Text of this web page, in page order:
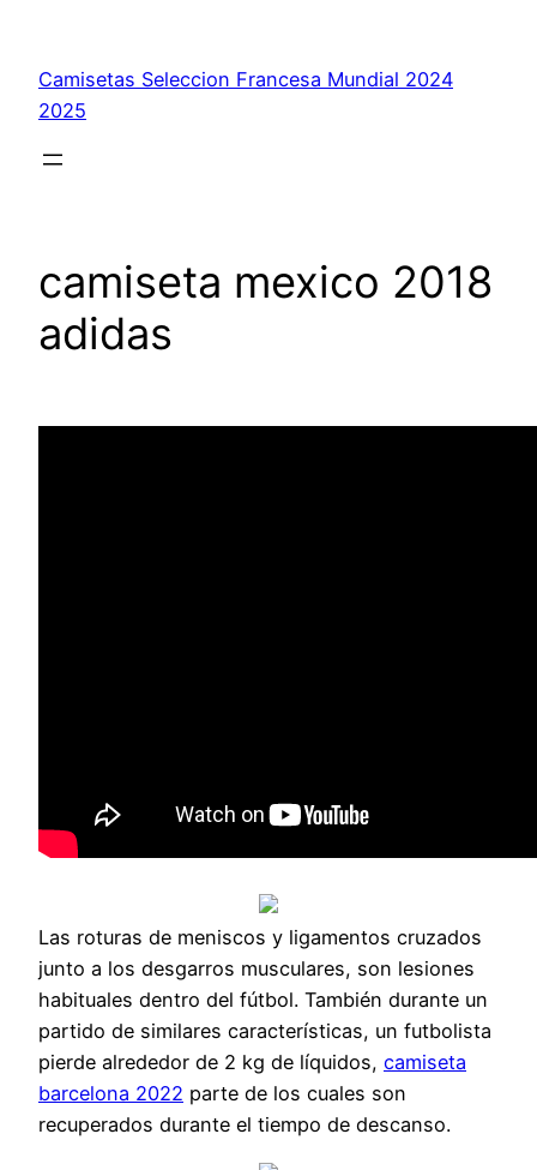
contenido
Camisetas Seleccion Francesa Mundial 2024
2025
camiseta mexico 2018
adidas
Las roturas de meniscos y ligamentos cruzados
junto a los desgarros musculares, son lesiones
habituales dentro del fútbol. También durante un
partido de similares características, un futbolista
pierde alrededor de 2 kg de líquidos, camiseta
barcelona 2022 parte de los cuales son
recuperados durante el tiempo de descanso.